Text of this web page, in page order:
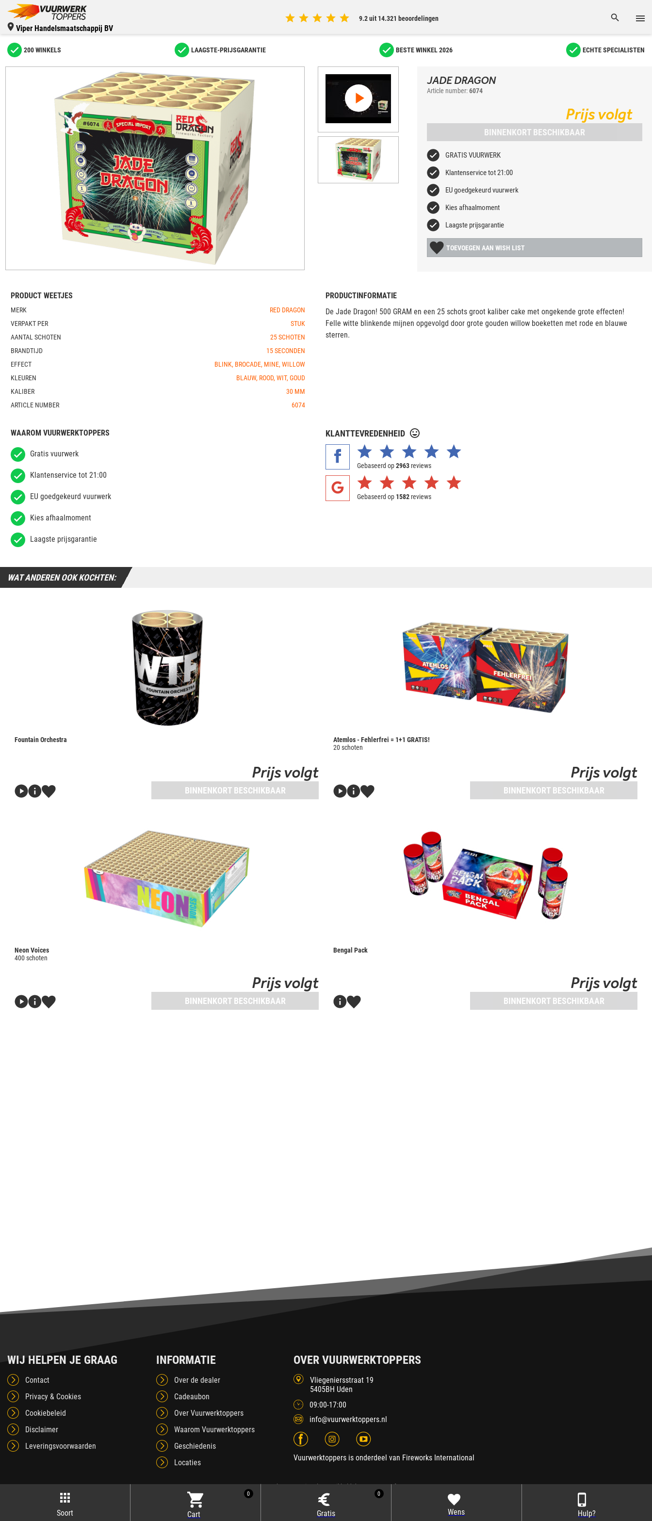
Viper Handelsmaatschappij BV
9.2 uit 14.321 beoordelingen
200 WINKELS LAAGSTE-PRIJSGARANTIE BESTE WINKEL 2026 ECHTE SPECIALISTEN
Soort
0
Cart
0
Gratis Wens Hulp?
JADE DRAGON
Article number:6074
Prijs volgt
BINNENKORT BESCHIKBAAR
GRATIS VUURWERK
Klantenservice tot 21:00
EU goedgekeurd vuurwerk
Kies afhaalmoment
Laagste prijsgarantie
TOEVOEGEN AAN WISH LIST
PRODUCT WEETJES
MERK
RED DRAGON
VERPAKT PER
STUK
AANTAL SCHOTEN
25 SCHOTEN
BRANDTIJD
15 SECONDEN
EFFECT
BLINK, BROCADE, MINE, WILLOW
KLEUREN
BLAUW, ROOD, WIT, GOUD
KALIBER
30 MM
ARTICLE NUMBER
6074
PRODUCTINFORMATIE
De Jade Dragon! 500 GRAM en een 25 schots groot kaliber cake met ongekende grote effecten!
Felle witte blinkende mijnen opgevolgd door grote gouden willow boeketten met rode en blauwe
sterren.
WAAROM VUURWERKTOPPERS
Gratis vuurwerk
Klantenservice tot 21:00
EU goedgekeurd vuurwerk
Kies afhaalmoment
Laagste prijsgarantie
KLANTTEVREDENHEID
Gebaseerd op2963reviews
Gebaseerd op 1582reviews
WAT ANDEREN OOK KOCHTEN:
Fountain Orchestra
Prijs volgt
BINNENKORT BESCHIKBAAR
Atemlos - Fehlerfrei = 1+1 GRATIS!
20 schoten
Prijs volgt
BINNENKORT BESCHIKBAAR
Neon Voices
400 schoten
Prijs volgt
BINNENKORT BESCHIKBAAR
Bengal Pack
Prijs volgt
BINNENKORT BESCHIKBAAR
WIJ HELPEN JE GRAAG
Contact
Privacy & Cookies
Cookiebeleid
Disclaimer
Leveringsvoorwaarden
INFORMATIE
Over de dealer
Cadeaubon
Over Vuurwerktoppers
Waarom Vuurwerktoppers
Geschiedenis
Locaties
OVER VUURWERKTOPPERS
Vliegeniersstraat 19
5405BH Uden
09:00-17:00
info@vuurwerktoppers.nl
Vuurwerktoppers is onderdeel van Fireworks International
2026 Fireworks International| Ontwikkeld doorSEDNA.software